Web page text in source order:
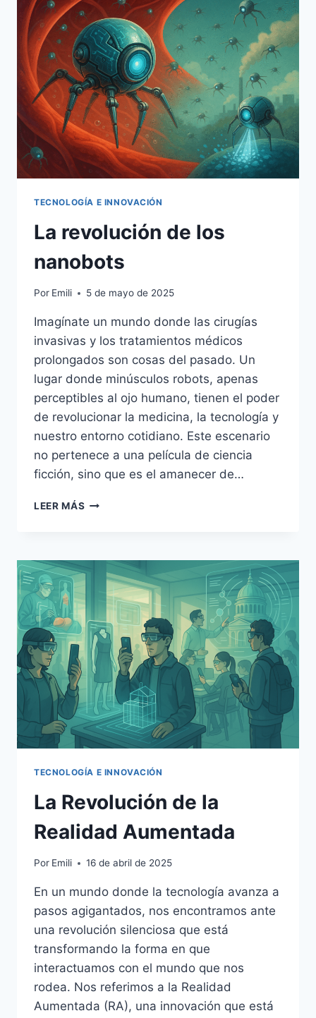
SOSTENIBILIDAD
Y
VIDA
URBANA
CONECTADA
TECNOLOGÍA E INNOVACIÓN
La revolución de los
nanobots
Por Emili 5 de mayo de 2025
Imagínate un mundo donde las cirugías
invasivas y los tratamientos médicos
prolongados son cosas del pasado. Un
lugar donde minúsculos robots, apenas
perceptibles al ojo humano, tienen el poder
de revolucionar la medicina, la tecnología y
nuestro entorno cotidiano. Este escenario
no pertenece a una película de ciencia
ficción, sino que es el amanecer de…
LEER MÁS LA
NANOBOTS
TECNOLOGÍA E INNOVACIÓN
La Revolución de la
Realidad Aumentada
Por Emili 16 de abril de 2025
En un mundo donde la tecnología avanza a
pasos agigantados, nos encontramos ante
una revolución silenciosa que está
transformando la forma en que
interactuamos con el mundo que nos
rodea. Nos referimos a la Realidad
Aumentada (RA), una innovación que está